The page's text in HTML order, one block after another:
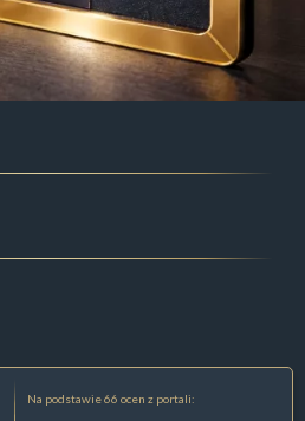
Na podstawie 66 ocen z portali: